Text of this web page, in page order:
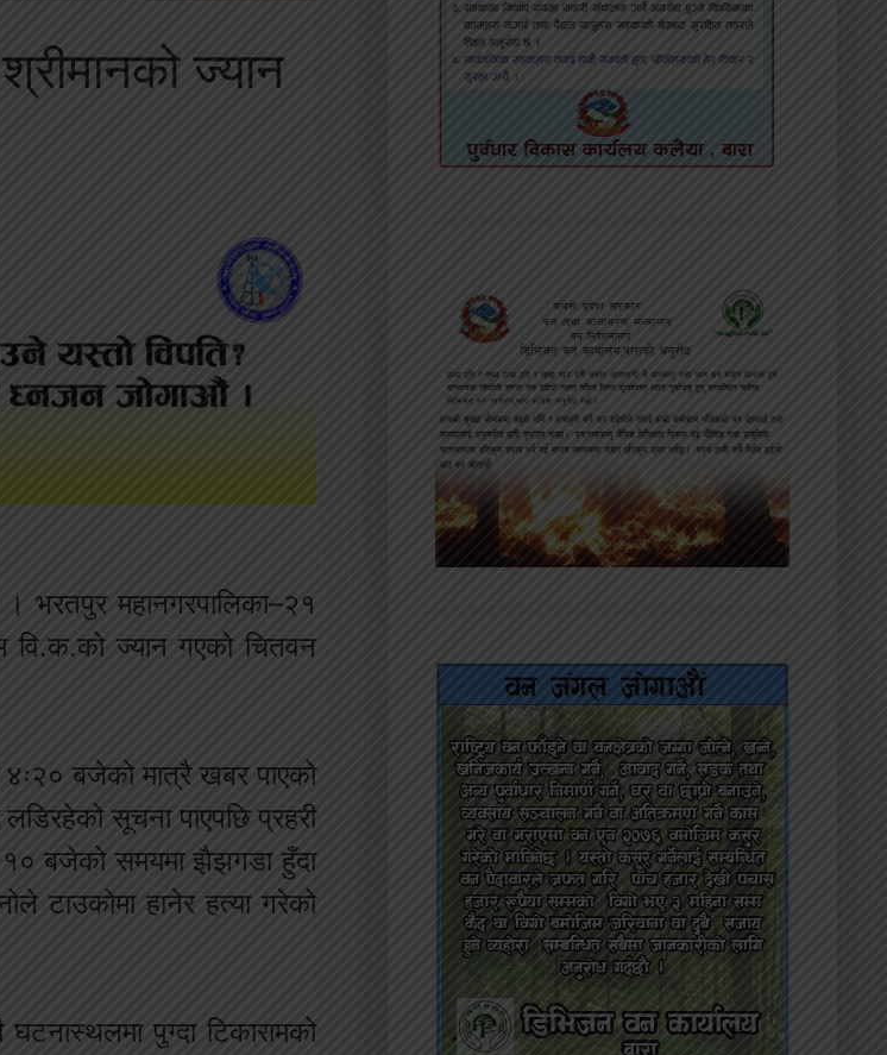
ज्यान
भरतपुर महानगरपालिका–२१
वि.क.को ज्यान गएको चितवन
बजेको मात्रै खबर पाएको
सूचना पाएपछि प्रहरी
१० बजेको समयमा झैझगडा हुँदा
टाउकोमा हानेर हत्या गरेको
पुग्दा टिकारामको